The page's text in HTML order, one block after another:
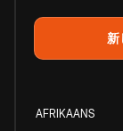
新
AFRIKAANS